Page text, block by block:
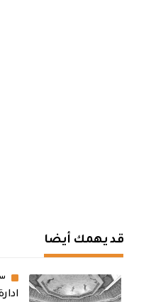
قد يهمك أيضا